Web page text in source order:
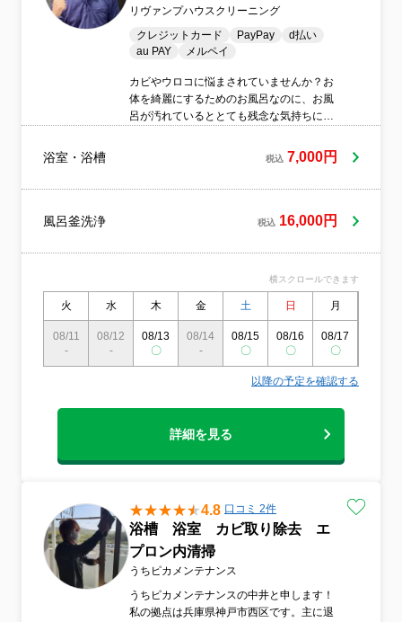
リヴァンプハウスクリーニング
クレジットカード
PayPay
d払い
au PAY
メルペイ
カビやウロコに悩まされていませんか？お
体を綺麗にするためのお風呂なのに、お風
呂が汚れているととても残念な気持ちにな
ところまで徹底的に洗浄し、快適な浴室に
浴室・浴槽 税込 7,000円
風呂釜洗浄 税込 16,000円
横スクロールできます
火 水 木 金 土 日 月
08/11
-
08/12
-
08/13
〇
08/14
-
08/15
〇
08/16
〇
08/17
〇
以降の予定を確認する
詳細を見る
4.8 口コミ 2件
浴槽 浴室 カビ取り除去 エ
プロン内清掃
うちピカメンテナンス
うちピカメンテナンスの中井と申します！
私の拠点は兵庫県神戸市西区です。主に退